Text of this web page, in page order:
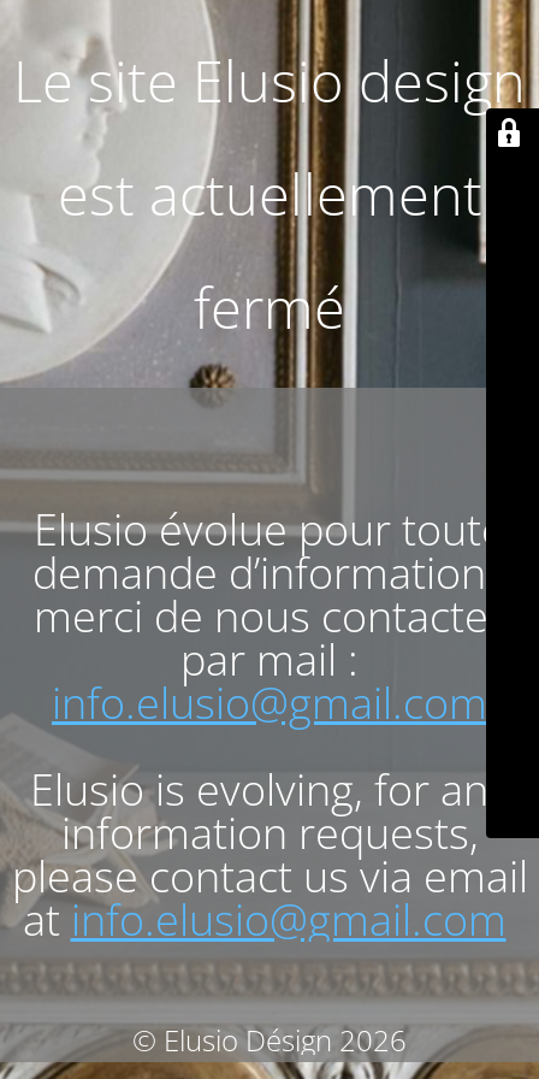
Le site Elusio design
est actuellement
fermé
Elusio évolue pour toute
demande d’informations
merci de nous contacter
par mail :
info.elusio@gmail.com
Elusio is evolving, for any
information requests,
please contact us via email
at info.elusio@gmail.com
© Elusio Désign 2026